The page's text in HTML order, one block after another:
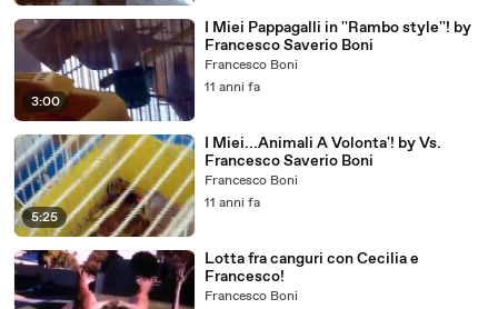
3:00
I Miei Pappagalli in ''Rambo style''! by
Francesco Saverio Boni
Francesco Boni
11 anni fa
5:25
I Miei...Animali A Volonta'! by Vs.
Francesco Saverio Boni
Francesco Boni
11 anni fa
Lotta fra canguri con Cecilia e
Francesco!
Francesco Boni